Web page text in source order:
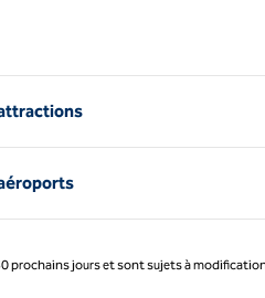
jours et sont sujets à